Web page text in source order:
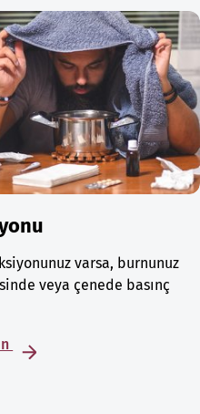
varsa, burnunuz
veya çenede basınç